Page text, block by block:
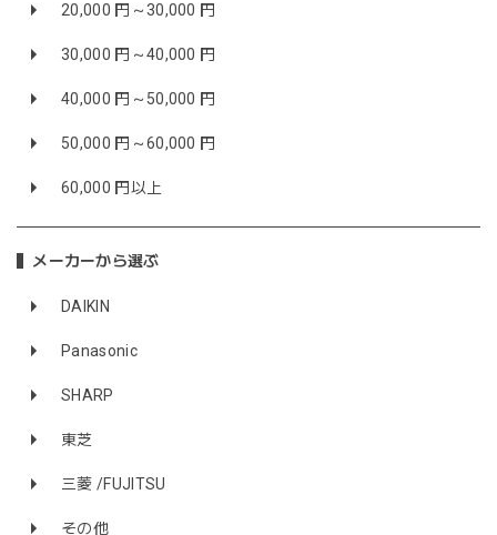
20,000 円～30,000 円
30,000 円～40,000 円
40,000 円～50,000 円
50,000 円～60,000 円
60,000 円以上
メーカーから選ぶ
DAIKIN
Panasonic
SHARP
東芝
三菱 /FUJITSU
その他